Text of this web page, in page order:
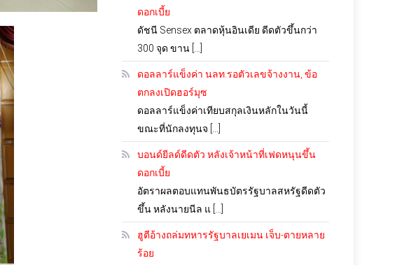
ดอกเบี้ย
ดัชนี Sensex ตลาดหุ้นอินเดีย ดีดตัวขึ้นกว่า
300 จุด ขาน […]
ดอลลาร์แข็งค่า นลท.รอตัวเลขจ้างงาน, ข้อ
ตกลงเปิดฮอร์มุซ
ดอลลาร์แข็งค่าเทียบสกุลเงินหลักในวันนี้
ขณะที่นักลงทุนจ […]
บอนด์ยีลด์ดีดตัว หลังเจ้าหน้าที่เฟดหนุนขึ้น
ดอกเบี้ย
อัตราผลตอบแทนพันธบัตรรัฐบาลสหรัฐดีดตัว
ขึ้น หลังนายนีล แ […]
ฮูตีอ้างถล่มทหารรัฐบาลเยเมน เจ็บ-ตายหลาย
ร้อย